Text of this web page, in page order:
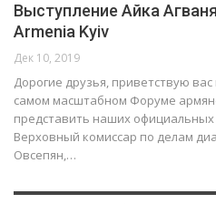
Выступление Айка
Armenia Kyiv
Дек 10, 2019
Дорогие друзья, приветствую
самом масштабном Форуме
представить наших официальных
Верховный комиссар по делам
Овсепян,…